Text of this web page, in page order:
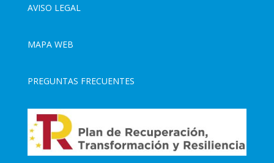
AVISO LEGAL
MAPA WEB
PREGUNTAS FRECUENTES